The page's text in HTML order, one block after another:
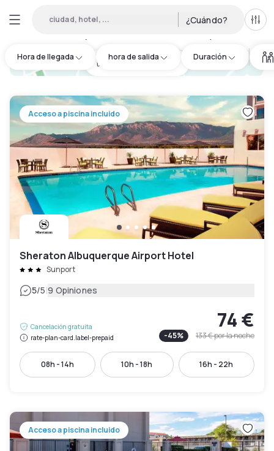
ciudad, hotel, ... ¿Cuándo?
Hora de llegada hora de salida Duración
hotel.cta.view_map
Acceso a piscina incluido
Sheraton Albuquerque Airport Hotel
Sunport
5/5|9 Opiniones
Cancelación gratuita
rate-plan-card.label-prepaid
74 €
-45% 133 €por la noche
08h - 14h 10h - 18h 16h - 22h
Acceso a piscina incluido